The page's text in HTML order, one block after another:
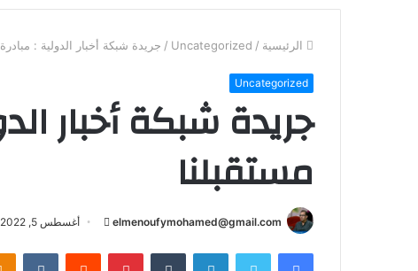
الرئيسية /
Uncategorized
/ جريدة شبكة أخبار الدولية :
Uncategorized
جريدة شبكة أخبار
مستقبلنا
elmenoufymohamed@gmail.com
أرسل
إلكترونيا
أغسطس 5, 2022
فيسبوك تويتر لينكدإن بينتيريست